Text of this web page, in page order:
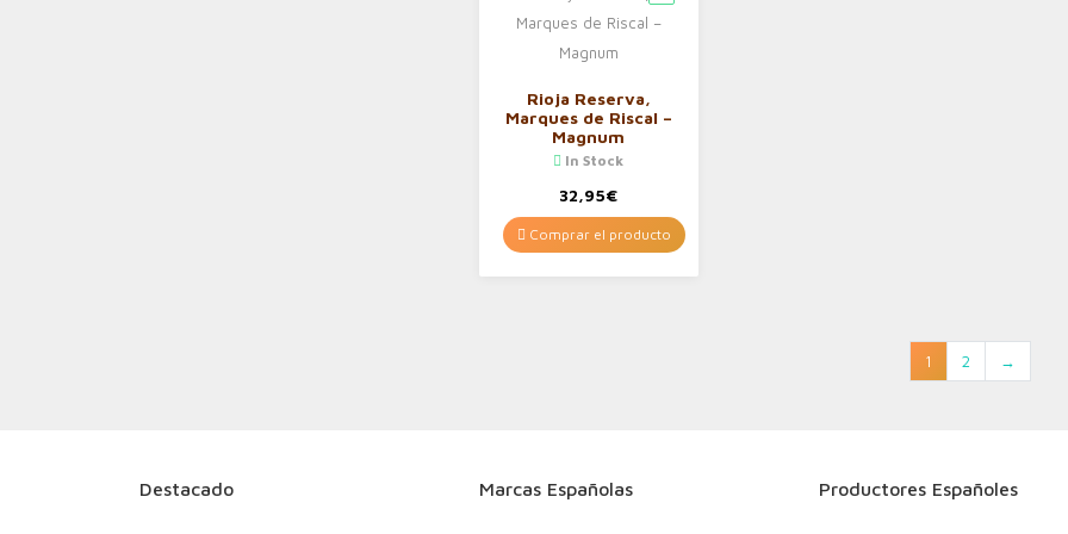
Rioja Reserva,
Marques de Riscal –
Magnum
In Stock
32,95€
Comprar el producto
1 2 →
Destacado Marcas Españolas Productores Españoles